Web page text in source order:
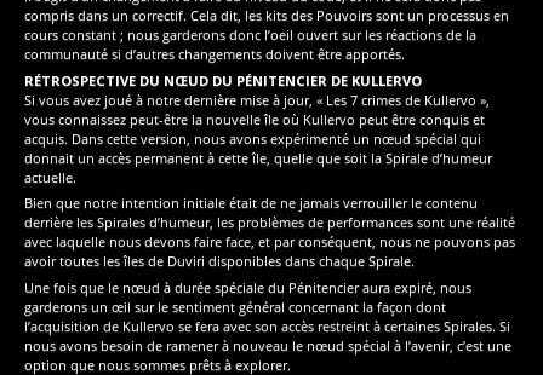
compris dans un correctif. Cela dit, les kits des Pouvoirs sont un processus en
cours constant ; nous garderons donc l’oeil ouvert sur les réactions de la
communauté si d’autres changements doivent être apportés.
RÉTROSPECTIVE DU NŒUD DU PÉNITENCIER DE KULLERVO
Si vous avez joué à notre dernière mise à jour, « Les 7 crimes de Kullervo »,
vous connaissez peut-être la nouvelle île où Kullervo peut être conquis et
acquis. Dans cette version, nous avons expérimenté un nœud spécial qui
donnait un accès permanent à cette île, quelle que soit la Spirale d’humeur
actuelle.
Bien que notre intention initiale était de ne jamais verrouiller le contenu
derrière les Spirales d’humeur, les problèmes de performances sont une réalité
avec laquelle nous devons faire face, et par conséquent, nous ne pouvons pas
avoir toutes les îles de Duviri disponibles dans chaque Spirale.
Une fois que le nœud à durée spéciale du Pénitencier aura expiré, nous
garderons un œil sur le sentiment général concernant la façon dont
l’acquisition de Kullervo se fera avec son accès restreint à certaines Spirales. Si
nous avons besoin de ramener à nouveau le nœud spécial à l’avenir, c’est une
option que nous sommes prêts à explorer.